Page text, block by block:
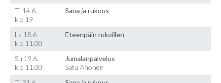
Ti 14.6.
klo 19
Sana ja rukous
La 18.6.
klo 11.00
Eteenpäin rukoillen
Su 19.6.
klo 11.00
Jumalanpalvelus
Satu Ahonen